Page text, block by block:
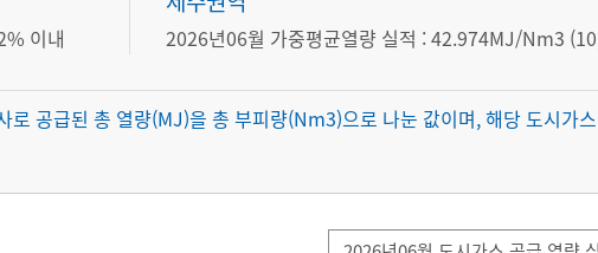
이내 2026년06월 가중평균열량 실적 :42.974MJ/Nm3
공급된 총 열량(MJ)을 총 부피량(Nm3)으로 나눈 값이며, 해당 도시가